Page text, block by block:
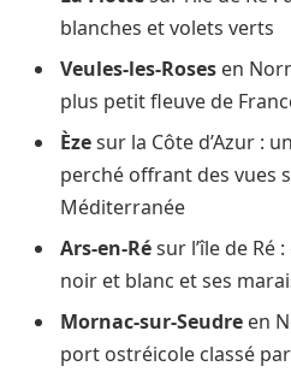
blanches et volets verts
Veules-les-Roses en
plus petit fleuve de
Èzesur la Côte d’Azur :
perché offrant des vues
Méditerranée
Ars-en-Résur l’île de Ré
noir et blanc et ses
Mornac-sur-Seudre en
port ostréicole classé